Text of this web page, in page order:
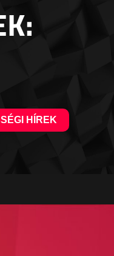
HÍREK